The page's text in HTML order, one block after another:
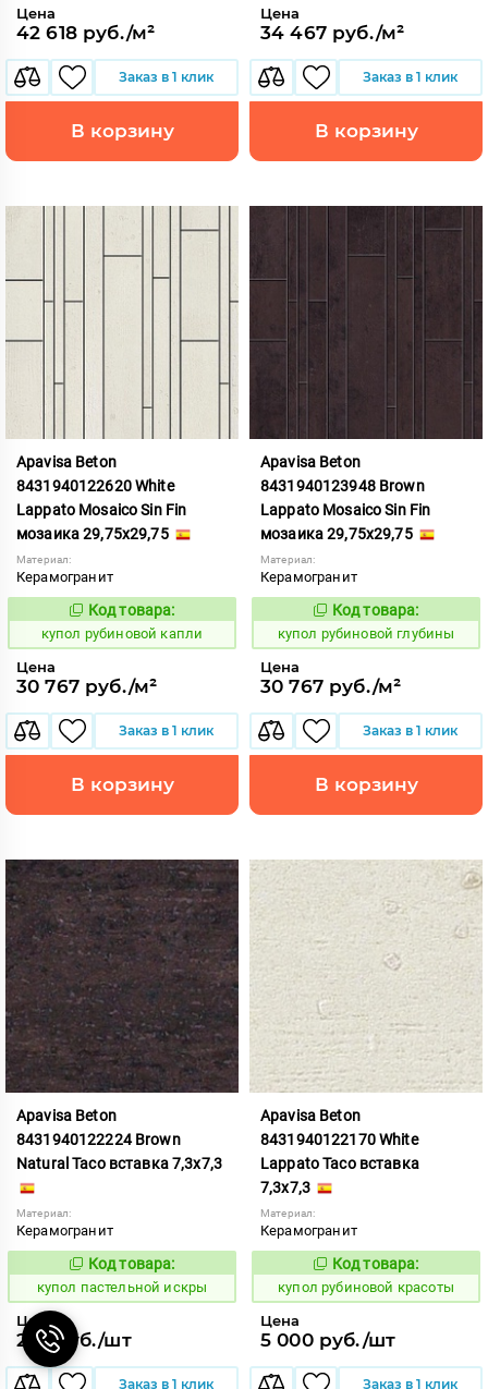
Цена
42 618 руб./м²
Заказ в 1 клик
В корзину
Цена
34 467 руб./м²
Заказ в 1 клик
В корзину
Apavisa Beton
8431940122620 White
Lappato Mosaico Sin Fin
мозаика 29,75x29,75
Материал:
Керамогранит
853662
Код товара:
купол рубиновой капли
Цена
30 767 руб./м²
Заказ в 1 клик
В корзину
Apavisa Beton
8431940123948 Brown
Lappato Mosaico Sin Fin
мозаика 29,75x29,75
Материал:
Керамогранит
853642
Код товара:
купол рубиновой глубины
Цена
30 767 руб./м²
Заказ в 1 клик
В корзину
Apavisa Beton
8431940122224 Brown
Natural Taco вставка 7,3x7,3
Материал:
Керамогранит
852409
Код товара:
купол пастельной искры
Цена
277 руб./шт
Заказ в 1 клик
Apavisa Beton
8431940122170 White
Lappato Taco вставка
7,3x7,3
Материал:
Керамогранит
853665
Код товара:
купол рубиновой красоты
Цена
5 000 руб./шт
Заказ в 1 клик